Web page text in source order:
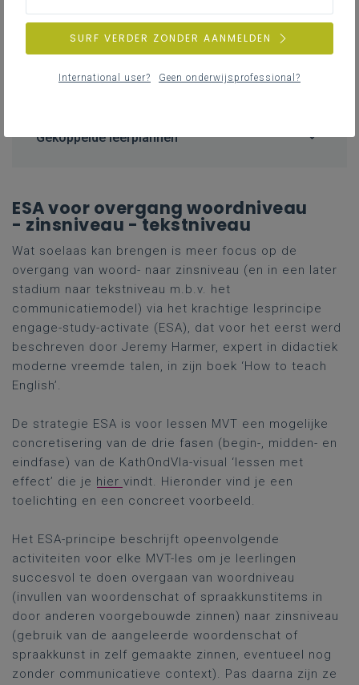
reproduceren, maar er niets van bakken
als ze verwacht worden degelijke zinnen te
vormen, laat staan tekst te produceren in
een communicatieve situatie?
Gekoppelde leerplannen
ESA voor overgang woordniveau
- zinsniveau - tekstniveau
Wat soelaas kan brengen is meer focus op de
overgang van woord- naar zinsniveau (en in een later
stadium naar tekstniveau m.b.v. het
communicatiemodel) via het krachtige lesprincipe
engage-study-activate (ESA), dat voor het eerst werd
beschreven door Jeremy Harmer, expert in didactiek
moderne vreemde talen, in zijn boek ‘How to teach
English’.
De strategie ESA is voor lessen MVT een mogelijke
concretisering van de drie fasen (begin-, midden- en
eindfase) van de KathOndVla-visual ‘lessen met
effect’ die je hier vindt. Hieronder vind je een
toelichting en een concreet voorbeeld.
Het ESA-principe beschrijft opeenvolgende
activiteiten voor elke MVT-les om je leerlingen
succesvol te doen overgaan van woordniveau
(invullen van woordenschat of spraakkunstitems in
door anderen voorgebouwde zinnen) naar zinsniveau
(gebruik van de aangeleerde woordenschat of
spraakkunst in zelf gemaakte zinnen, eventueel nog
zonder communicatieve context). Pas daarna zijn ze
SURF VERDER ZONDER AANMELDEN
International user? Geen onderwijsprofessional?